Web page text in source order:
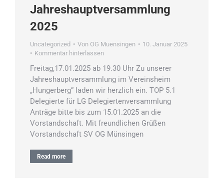
Jahreshauptversammlung
2025
Uncategorized Von OG Muensingen
10. Januar 2025
Kommentar hinterlassen
Freitag,17.01.2025 ab 19.30 Uhr Zu unserer
Jahreshauptversammlung im Vereinsheim
„Hungerberg“ laden wir herzlich ein. TOP 5.1
Delegierte für LG Delegiertenversammlung
Anträge bitte bis zum 15.01.2025 an die
Vorstandschaft. Mit freundlichen Grüßen
Vorstandschaft SV OG Münsingen
Read more